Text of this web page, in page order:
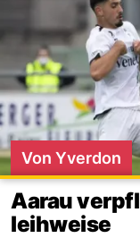
Von Yverdon
Aarau
leihweise